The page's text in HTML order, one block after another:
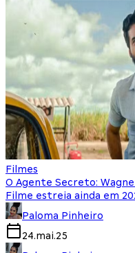
Filmes
O Agente Secreto:
Filme estreia ainda em
Paloma Pinheiro
24.mai.25